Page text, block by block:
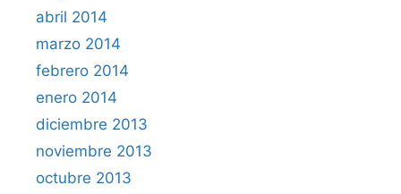
abril 2014
marzo 2014
febrero 2014
enero 2014
diciembre 2013
noviembre 2013
octubre 2013